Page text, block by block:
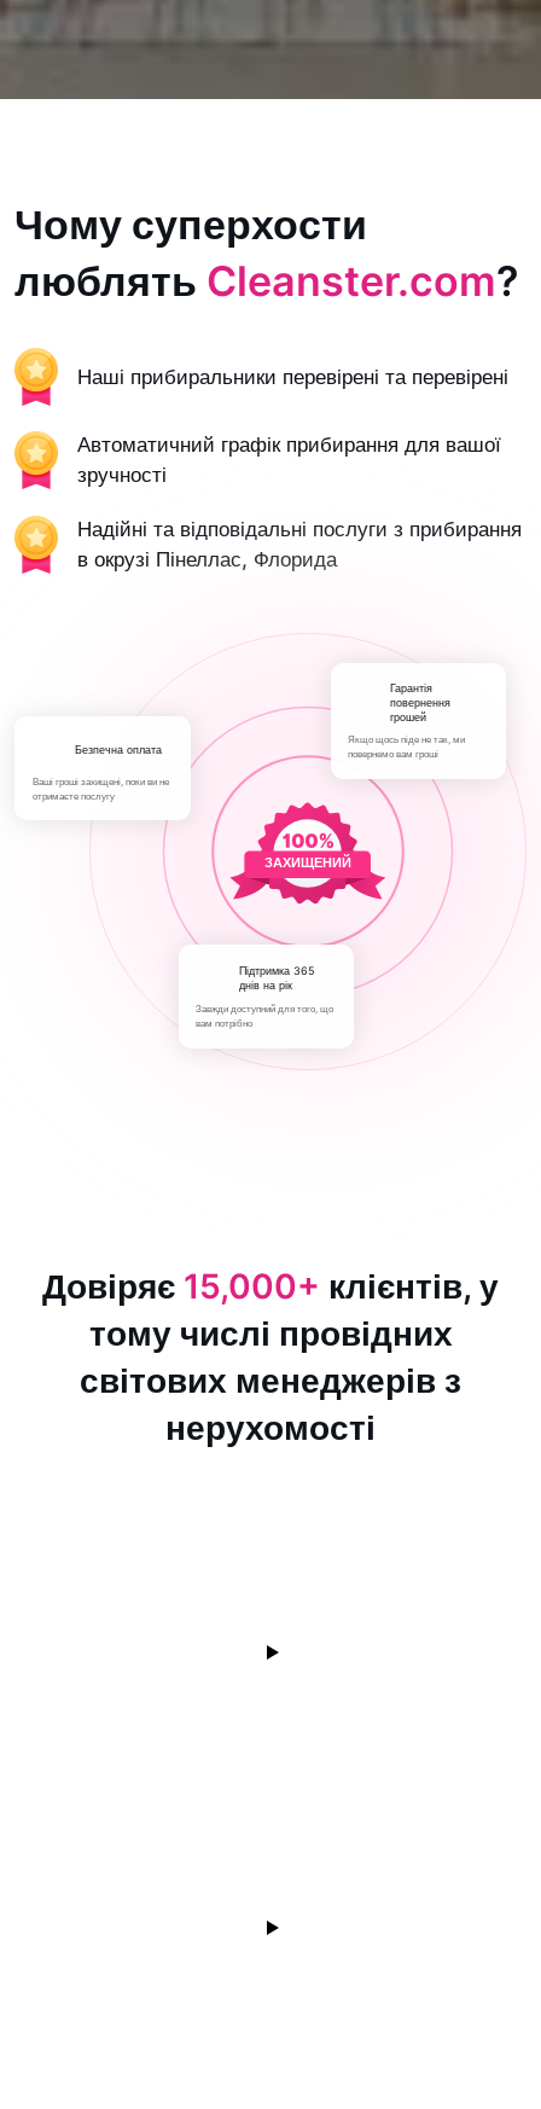
Чому суперхости
люблять Cleanster.com?
Наші прибиральники перевірені та перевірені
Автоматичний графік прибирання для вашої
зручності
Надійні та відповідальні послуги з прибирання
в окрузі Пінеллас, Флорида
ЗАХИЩЕНИЙ
Безпечна оплата
Ваші гроші захищені, поки ви не
отримаєте послугу
Гарантія
повернення
грошей
Якщо щось піде не так, ми
повернемо вам гроші
Підтримка 365
днів на рік
Завжди доступний для того, що
вам потрібно
Довіряє 15,000+ клієнтів, у
тому числі провідних
світових менеджерів з
нерухомості